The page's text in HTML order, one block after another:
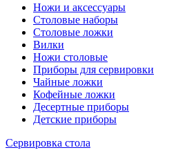
Ножи и аксессуары
Столовые наборы
Столовые ложки
Вилки
Ножи столовые
Приборы для сервировки
Чайные ложки
Кофейные ложки
Десертные приборы
Детские приборы
Сервировка стола